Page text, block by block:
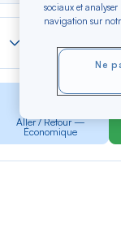
Rechercher
dansPointe-à-
SEP 2026
Dès 249 €*
Aller / Retour —
Économique
sociaux et
navigation sur
Ne